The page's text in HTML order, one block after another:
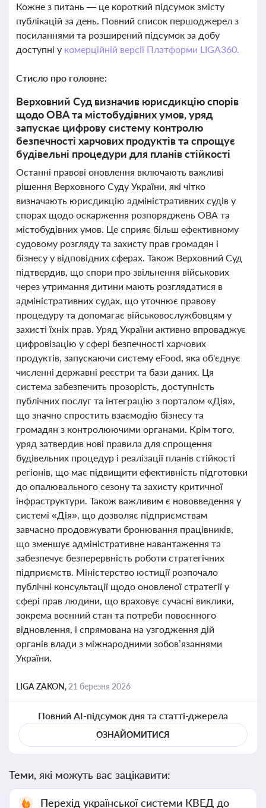
Кожне з питань — це короткий підсумок змісту
публікацій за день. Повний список першоджерел з
посиланнями та розширений підсумок за добу
доступні у комерційній версії Платформи LIGA360.
Стисло про головне:
Верховний Суд визначив юрисдикцію спорів
щодо ОВА та містобудівних умов, уряд
запускає цифрову систему контролю
безпечності харчових продуктів та спрощує
будівельні процедури для планів стійкості
Останні правові оновлення включають важливі
рішення Верховного Суду України, які чітко
визначають юрисдикцію адміністративних судів у
спорах щодо оскарження розпоряджень ОВА та
містобудівних умов. Це сприяє більш ефективному
судовому розгляду та захисту прав громадян і
бізнесу у відповідних сферах. Також Верховний Суд
підтвердив, що спори про звільнення військових
через утримання дитини мають розглядатися в
адміністративних судах, що уточнює правову
процедуру та допомагає військовослужбовцям у
захисті їхніх прав. Уряд України активно впроваджує
цифровізацію у сфері безпечності харчових
продуктів, запускаючи систему eFood, яка об'єднує
численні державні реєстри та бази даних. Ця
система забезпечить прозорість, доступність
публічних послуг та інтеграцію з порталом «Дія»,
що значно спростить взаємодію бізнесу та
громадян з контролюючими органами. Крім того,
уряд затвердив нові правила для спрощення
будівельних процедур і реалізації планів стійкості
регіонів, що має підвищити ефективність підготовки
до опалювального сезону та захисту критичної
інфраструктури. Також важливим є нововведення у
системі «Дія», що дозволяє підприємствам
завчасно продовжувати бронювання працівників,
що зменшує адміністративне навантаження та
забезпечує безперервність роботи стратегічних
підприємств. Міністерство юстиції розпочало
публічні консультації щодо оновленої стратегії у
сфері прав людини, що враховує сучасні виклики,
зокрема воєнний стан та потреби повоєнного
відновлення, і спрямована на узгодження дій
органів влади з міжнародними зобов’язаннями
України.
LIGA ZAKON, 21 березня 2026
Повний AI-підсумок дня та статті-джерела
ОЗНАЙОМИТИСЯ
Теми, які можуть вас зацікавити:
Перехід української системи КВЕД до